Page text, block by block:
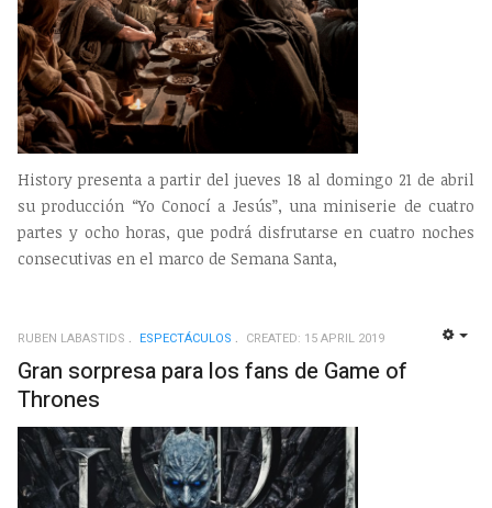
History presenta a partir del jueves 18 al domingo 21 de abril
su producción “Yo Conocí a Jesús”, una miniserie de cuatro
partes y ocho horas, que podrá disfrutarse en cuatro noches
consecutivas en el marco de Semana Santa,
RUBEN LABASTIDS ESPECTÁCULOS CREATED: 15 APRIL 2019
Gran sorpresa para los fans de Game of
Thrones